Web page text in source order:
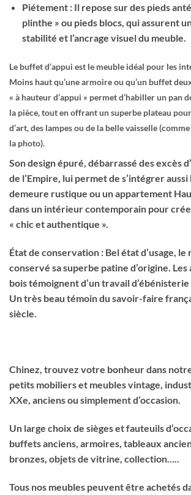
Piétement : Il repose sur des pieds
plinthe » ou pieds blocs, qui assurent
stabilité et l’ancrage visuel du meuble.
Le buffet d’appui est le meuble idéal pour les
Moins haut qu’une armoire ou qu’un buffet
« à hauteur d’appui » permet d’habiller un pan
la pièce, tout en offrant un superbe plateau
d’art, des lampes ou de la belle vaisselle
la photo).
Son design épuré, débarrassé des excès
de l’Empire, lui permet de s’intégrer aussi
demeure rustique ou un appartement
dans un intérieur contemporain pour
« chic et authentique ».
État de conservation : Bel état d’usage, le
conservé sa superbe patine d’origine.
bois témoignent d’un travail d’ébénisterie
Un très beau témoin du savoir-faire
siècle.
Chinez, trouvez votre bonheur dans
petits mobiliers et meubles vintage,
XXe, anciens ou simplement d’occasion.
Un large choix de sièges et fauteuils
buffets anciens, armoires, tableaux
bronzes, objets de vitrine, collection…..
Tous nos meubles peuvent être achetés